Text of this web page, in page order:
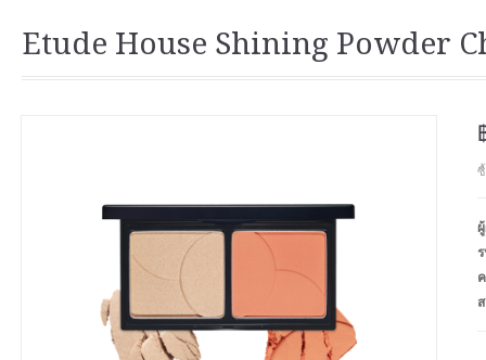
Etude House Shining Powder